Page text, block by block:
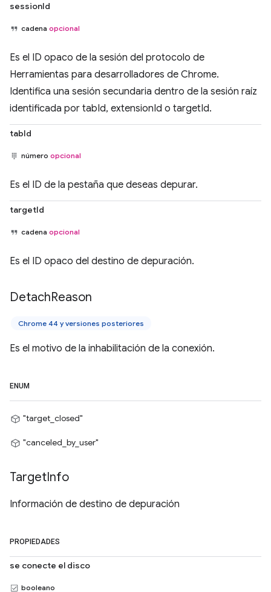
sessionId
cadena opcional
Es el ID opaco de la sesión del protocolo de
Herramientas para desarrolladores de Chrome.
Identifica una sesión secundaria dentro de la sesión raíz
identificada por tabId, extensionId o targetId.
tabId
número opcional
Es el ID de la pestaña que deseas depurar.
targetId
cadena opcional
Es el ID opaco del destino de depuración.
DetachReason
Chrome 44 y versiones posteriores
Es el motivo de la inhabilitación de la conexión.
ENUM
"target_closed"
"canceled_by_user"
TargetInfo
Información de destino de depuración
PROPIEDADES
se conecte el disco
booleano